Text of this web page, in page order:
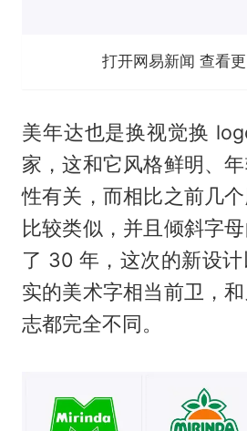
打开网易新闻 查看
美年达也是换视觉换
家，这和它风格鲜明、
性有关，而相比之前几
比较类似，并且倾斜字
了 30 年，这次的新设
实的美术字相当前卫，
志都完全不同。